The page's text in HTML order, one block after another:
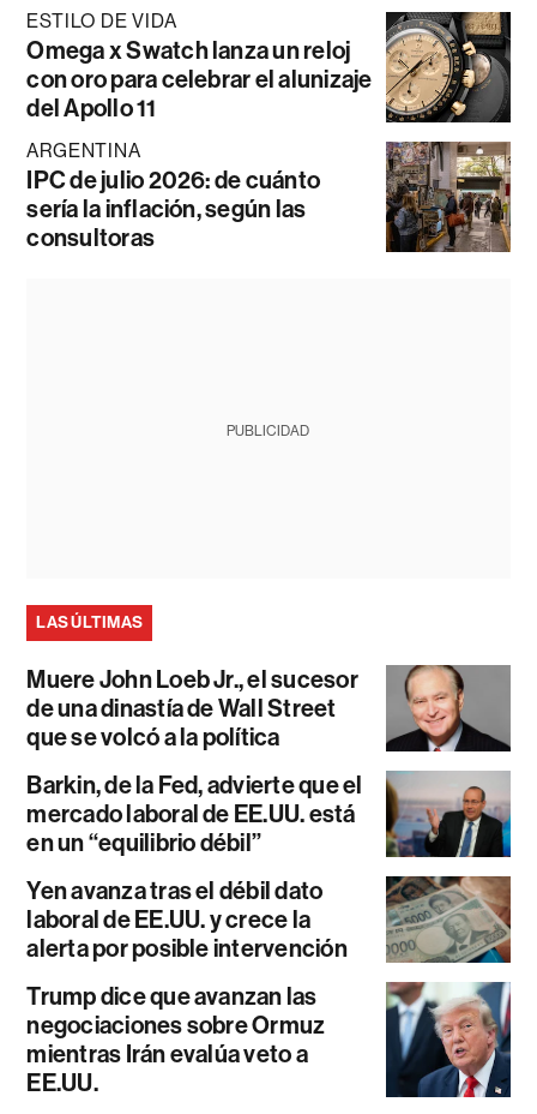
ESTILO DE VIDA
Omega x Swatch lanza un reloj
con oro para celebrar el alunizaje
del Apollo 11
ARGENTINA
IPC de julio 2026: de cuánto
sería la inflación, según las
consultoras
PUBLICIDAD
LAS ÚLTIMAS
Muere John Loeb Jr., el sucesor
de una dinastía de Wall Street
que se volcó a la política
Barkin, de la Fed, advierte que el
mercado laboral de EE.UU. está
en un “equilibrio débil”
Yen avanza tras el débil dato
laboral de EE.UU. y crece la
alerta por posible intervención
Trump dice que avanzan las
negociaciones sobre Ormuz
mientras Irán evalúa veto a
EE.UU.